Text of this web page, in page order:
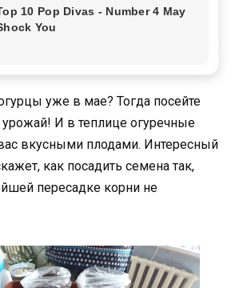
уже в мае? Тогда посейте
И в теплице огуречные
вкусными плодами. Интересный
как посадить семена так,
пересадке корни не